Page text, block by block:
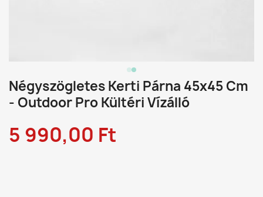
Négyszögletes Kerti Párna 45x45 Cm
- Outdoor Pro Kültéri Vízálló
5 990,00 Ft